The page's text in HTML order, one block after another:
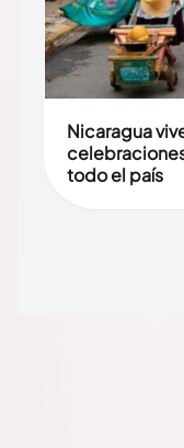
Nicaragua
todo el país